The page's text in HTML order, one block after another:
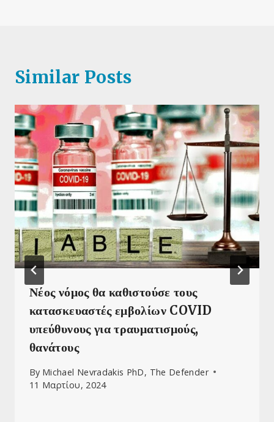
Similar Posts
Νέος νόμος θα καθιστούσε τους
κατασκευαστές εμβολίων COVID
υπεύθυνους για τραυματισμούς,
θανάτους
By Michael Nevradakis PhD, The Defender
11 Μαρτίου, 2024